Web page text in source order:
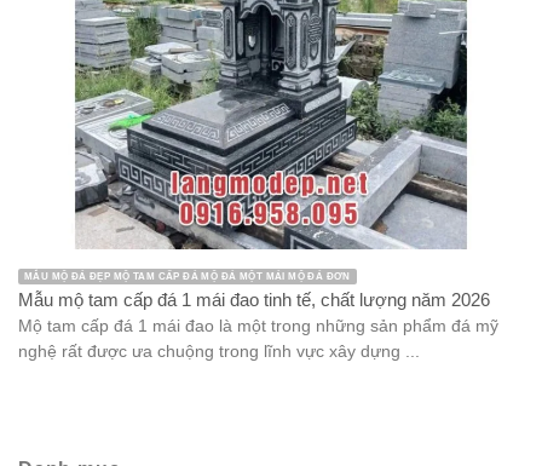
MẪU MỘ ĐÁ ĐẸP MỘ TAM CẤP ĐÁ MỘ ĐÁ MỘT MÁI MỘ ĐÁ ĐƠN
Mẫu mộ tam cấp đá 1 mái đao tinh tế, chất lượng năm 2026
Mộ tam cấp đá 1 mái đao là một trong những sản phẩm đá mỹ
nghệ rất được ưa chuộng trong lĩnh vực xây dựng ...